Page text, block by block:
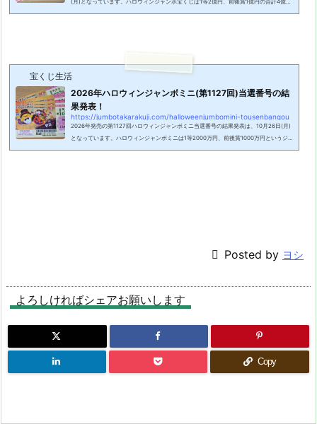
という、秋の大きなジャンボ宝くじです。ハロウィンジャンボは2017年にオータムジ
宝くじ生活
2026年ハロウィンジャンボミニ(第1127回)当選番号の結
果発表！
https://jumbotakarakuji.com/halloweenjumbomini-tousenbangou
2026年発売の第1127回ハロウィンジャンボミニ当選番号の結果発表は、10月26日(月)
となっています。ハロウィンジャンボミニは1等2000万円、前後賞1000万円というジ
ャンボミニ宝くじです。ハロウィンジャンボミニは2017年にオータムジャンボから名
 Posted by ヨシ
よろしければシェアお願いします
Copy